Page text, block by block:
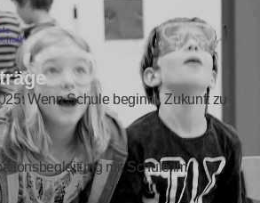
Wenn Schule beginnt, Zukunft zu
mit Schule im